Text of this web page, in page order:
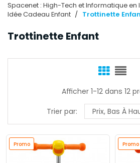
Spacenet : High-Tech et Informatique en
Idée Cadeau Enfant
Trottinette
Trottinette Enfant
Afficher 1-12 dans 12
Trier par:
Prix, Bas À
Promo Promo